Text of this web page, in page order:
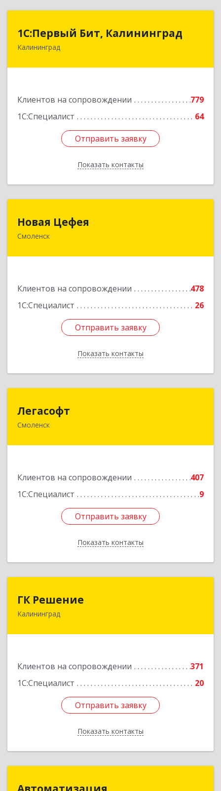
1С:Первый Бит, Калининград
Калининград
Клиентов на сопровождении
779
1С:Специалист
64
Отправить заявку
Показать контакты
1С:Первый Бит, Калининград
236006, Калининградская обл, Калининград г,
Отправить заявку
Назад
Новая Цефея
Смоленск
Клиентов на сопровождении
478
1С:Специалист
26
Отправить заявку
Показать контакты
214018, Смоленская обл, Смоленск г, Раевского
Отправить заявку
Назад
Легасофт
Смоленск
Клиентов на сопровождении
407
1С:Специалист
9
Отправить заявку
Показать контакты
214018, Смоленская обл, Смоленск г, Ново-
Отправить заявку
Назад
ГК Решение
Калининград
Клиентов на сопровождении
371
1С:Специалист
20
Отправить заявку
Показать контакты
236038, Калининградская обл, Калининград г,
Отправить заявку
Назад